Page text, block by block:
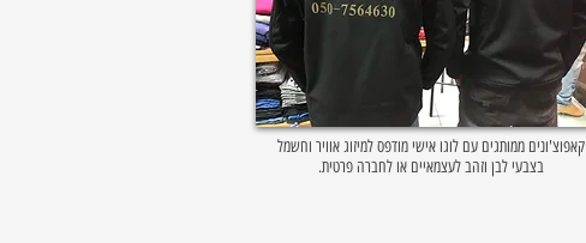
קאפוצ'ונים ממותגים עם לוגו אישי מודפס למיזוג אוויר וחשמל
בצבעי לבן וזהב לעצמאיים או לחברה פרטית.